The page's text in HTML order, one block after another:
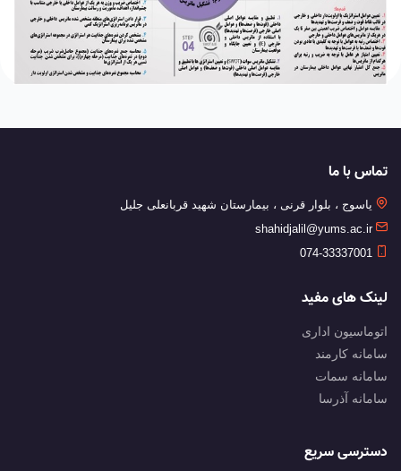
تماس با ما
یاسوج ، بلوار قرنی ، بیمارستان شهید قربانعلی جلیل
shahidjalil@yums.ac.ir
074-33337001
لینک های مفید
اتوماسیون اداری
سامانه کارمند
سامانه سمات
سامانه آذرسا
دسترسی سریع